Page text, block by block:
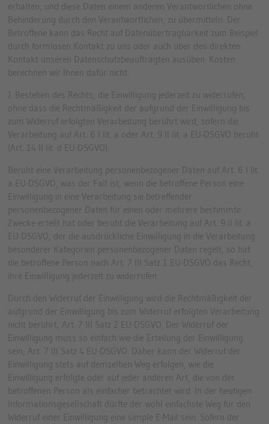
erhalten, und diese Daten einem anderen Verantwortlichen ohne
Behinderung durch den Verantwortlichen, zu übermitteln. Der
Betroffene kann das Recht auf Datenübertragbarkeit zum Beispiel
durch formlosen Kontakt zu uns oder auch über den direkten
Kontakt unseren Datenschutzbeauftragten ausüben. Kosten
berechnen wir Ihnen dafür nicht.
J. Bestehen des Rechts, die Einwilligung jederzeit zu widerrufen,
ohne dass die Rechtmäßigkeit der aufgrund der Einwilligung bis
zum Widerruf erfolgten Verarbeitung berührt wird, sofern die
Verarbeitung auf Art. 6 I lit. a oder Art. 9 II lit. a EU-DSGVO beruht
(Art. 14 II lit. d EU-DSGVO)
Beruht eine Verarbeitung personenbezogener Daten auf Art. 6 I lit.
a EU-DSGVO, was der Fall ist, wenn die betroffene Person eine
Einwilligung in eine Verarbeitung sie betreffender
personenbezogener Daten für einen oder mehrere bestimmte
Zwecke erteilt hat oder beruht die Verarbeitung auf Art. 9 II lit. a
EU-DSGVO, der die ausdrückliche Einwilligung in die Verarbeitung
besonderer Kategorien personenbezogener Daten regelt, so hat
die betroffene Person nach Art. 7 III Satz 1 EU-DSGVO das Recht,
ihre Einwilligung jederzeit zu widerrufen.
Durch den Widerruf der Einwilligung wird die Rechtmäßigkeit der
aufgrund der Einwilligung bis zum Widerruf erfolgten Verarbeitung
nicht berührt, Art. 7 III Satz 2 EU-DSGVO. Der Widerruf der
Einwilligung muss so einfach wie die Erteilung der Einwilligung
sein, Art. 7 III Satz 4 EU-DSGVO. Daher kann der Widerruf der
Einwilligung stets auf demselben Weg erfolgen, wie die
Einwilligung erfolgte oder auf jeder anderen Art, die von der
betroffenen Person als einfacher betrachtet wird. In der heutigen
Informationsgesellschaft dürfte der wohl einfachste Weg für den
Widerruf einer Einwilligung eine simple E-Mail sein. Sofern der